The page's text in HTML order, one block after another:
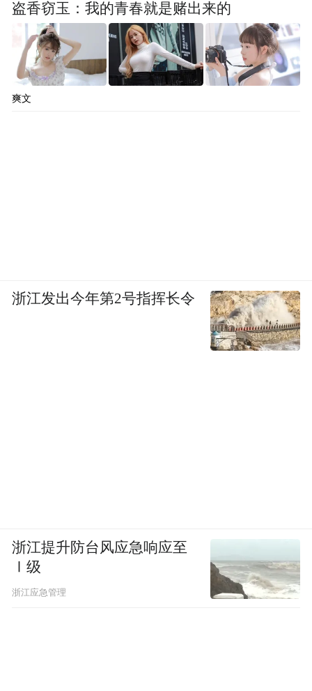
盗香窃玉：我的青春就是赌出来的
爽文
浙江发出今年第2号指挥长令
浙江提升防台风应急响应至
Ⅰ级
浙江应急管理